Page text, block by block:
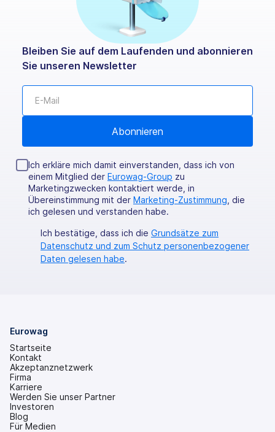
Bleiben Sie auf dem Laufenden und abonnieren
Sie unseren Newsletter
Ich erkläre mich damit einverstanden, dass ich von
einem Mitglied der Eurowag-Group zu
Marketingzwecken kontaktiert werde, in
Übereinstimmung mit der Marketing-Zustimmung , die
ich gelesen und verstanden habe.
Ich bestätige, dass ich die Grundsätze zum
Datenschutz und zum Schutz personenbezogener
Daten gelesen habe.
Eurowag
Startseite
Kontakt
Akzeptanznetzwerk
Firma
Karriere
Werden Sie unser Partner
Investoren
(wird
in
Blog
Für Medien